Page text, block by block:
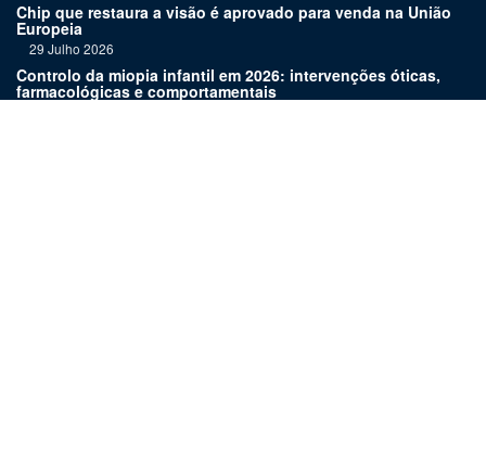
Chip que restaura a visão é aprovado para venda na União
Europeia
29 Julho 2026
Controlo da miopia infantil em 2026: intervenções óticas,
farmacológicas e comportamentais